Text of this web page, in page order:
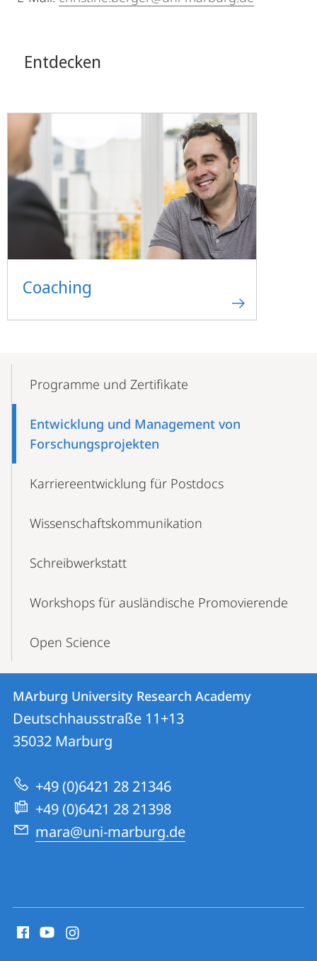
Entdecken
Coaching
NavigationProgramme und Zertifikate
Entwicklung und Management von
Forschungsprojekten
Karriereentwicklung für Postdocs
Wissenschaftskommunikation
Schreibwerkstatt
Workshops für ausländische Promovierende
Open Science
Kontakt
und
Informationen
zur
Website
MArburg
University
Research
Academy
MArburg University Research Academy
Deutschhausstraße 11+13
35032 Marburg
+49 (0)6421 28 21346
+49 (0)6421 28 21398
mara@uni-marburg.de
Media